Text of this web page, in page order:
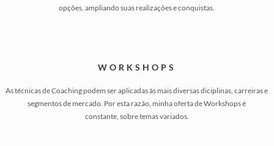
opções, ampliando suas realizações e conquistas.
WORKSHOPS
As técnicas de Coaching podem ser aplicadas às mais diversas diciplinas, carreiras e
segmentos de mercado. Por esta razão, minha oferta de Workshops é
constante, sobre temas variados.